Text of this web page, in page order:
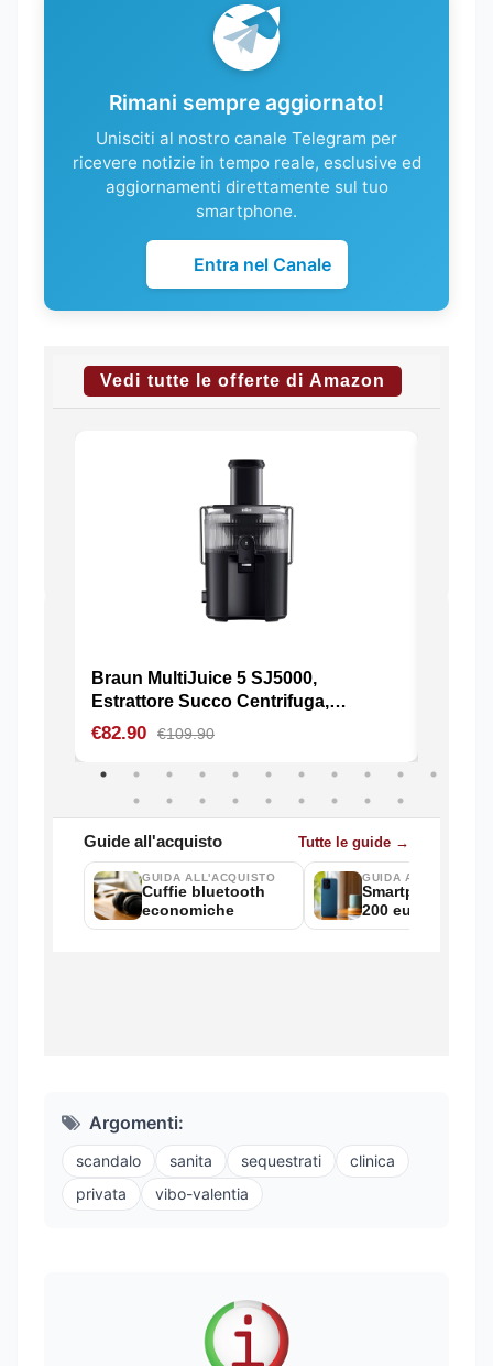
Rimani sempre aggiornato!
Unisciti al nostro canale Telegram per
ricevere notizie in tempo reale, esclusive ed
aggiornamenti direttamente sul tuo
smartphone.
Entra nel Canale
Argomenti:
scandalo sanita sequestrati
clinica
privata
vibo-valentia